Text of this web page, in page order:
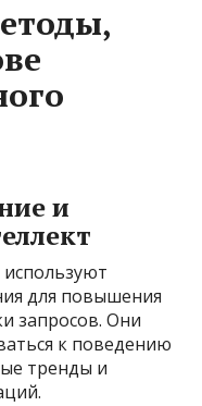
и
для повышения
запросов. Они
к поведению
тренды и